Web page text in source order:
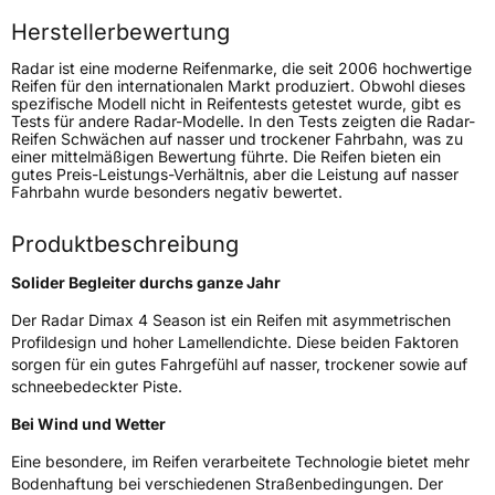
Höchstlast800 kg
Gewicht (in kg)
12,7 kg
Generelle Merkmale
FahrzeugtypPKW
VerwendungGanzjahresreifen
FahrzeugartPKW & SUV
Weitere Eigenschaften
Schlauchtyp TL
VerstärktXL
Herstellerbewertung
Radar ist eine moderne Reifenmarke, die seit 2006 hochwertige
Reifen für den internationalen Markt produziert. Obwohl dieses
spezifische Modell nicht in Reifentests getestet wurde, gibt es
Tests für andere Radar-Modelle. In den Tests zeigten die Radar-
Reifen Schwächen auf nasser und trockener Fahrbahn, was zu
einer mittelmäßigen Bewertung führte. Die Reifen bieten ein
gutes Preis-Leistungs-Verhältnis, aber die Leistung auf nasser
Fahrbahn wurde besonders negativ bewertet.
Produktbeschreibung
Solider Begleiter durchs ganze Jahr
Der Radar Dimax 4 Season ist ein Reifen mit asymmetrischen
Profildesign und hoher Lamellendichte. Diese beiden Faktoren
sorgen für ein gutes Fahrgefühl auf nasser, trockener sowie auf
schneebedeckter Piste.
Bei Wind und Wetter
Eine besondere, im Reifen verarbeitete Technologie bietet mehr
Bodenhaftung bei verschiedenen Straßenbedingungen. Der